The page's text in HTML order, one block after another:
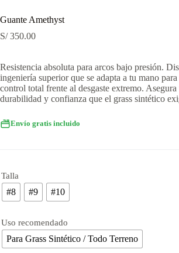
Guante Amethyst
S/350.00
Resistencia absoluta para arcos bajo presión.
ingeniería superior que se adapta a tu mano
control total frente al desgaste extremo. Asegura
durabilidad y confianza que el grass sintético
Envío gratis incluido
Talla
#8 #9 #10
Uso recomendado
Para Grass Sintético / Todo Terreno